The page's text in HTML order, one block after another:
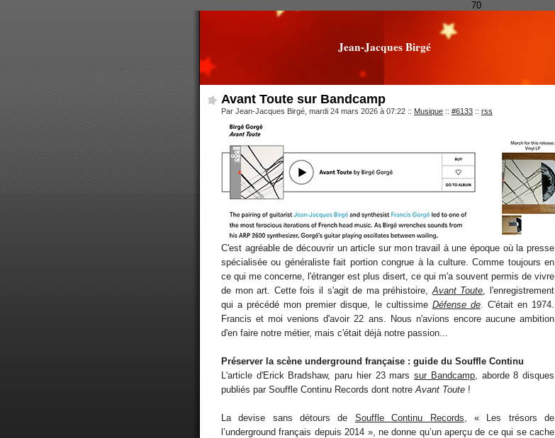
70
Jean-Jacques Birgé
Avant Toute sur Bandcamp
Par Jean-Jacques Birgé, mardi 24 mars 2026 à 07:22 :: Musique :: #6133 :: rss
C'est agréable de découvrir un article sur mon travail à une époque où la presse
spécialisée ou généraliste fait portion congrue à la culture. Comme toujours en
ce qui me concerne, l'étranger est plus disert, ce qui m'a souvent permis de vivre
de mon art. Cette fois il s'agit de ma préhistoire, Avant Toute , l'enregistrement
qui a précédé mon premier disque, le cultissime Défense de. C'était en 1974.
Francis et moi venions d'avoir 22 ans. Nous n'avions encore aucune ambition
d'en faire notre métier, mais c'était déjà notre passion...
Préserver la scène underground française : guide du Souffle Continu
L'article d'Erick Bradshaw, paru hier 23 marssur Bandcamp, aborde 8 disques
publiés par Souffle Continu Records dont notre Avant Toute !
La devise sans détours de Souffle Continu Records , « Les trésors de
l’underground français depuis 2014 », ne donne qu’un aperçu de ce qui se cache